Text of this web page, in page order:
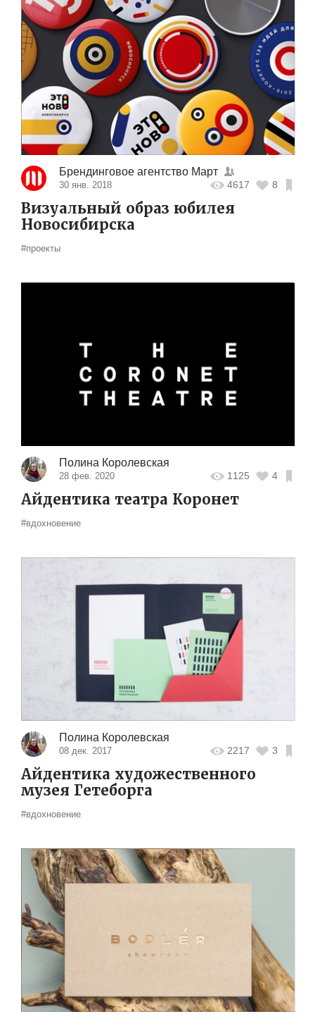
Брендинговое агентство Март
30 янв. 2018 4617 8
Визуальный образ юбилея
Новосибирска
#проекты
Полина Королевская
28 фев. 2020 1125 4
Айдентика театра Коронет
#вдохновение
Полина Королевская
08 дек. 2017 2217 3
Айдентика художественного
музея Гетеборга
#вдохновение